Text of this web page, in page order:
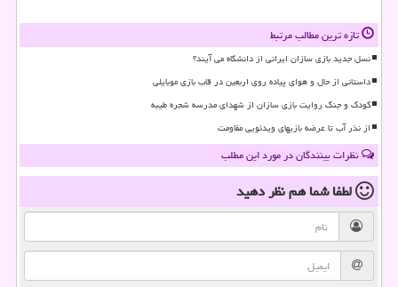
تازه ترین مطالب مرتبط
نسل جدید بازی سازان ایرانی از دانشگاه می آیند؟
داستانی از حال و هوای پیاده روی اربعین در قاب بازی موبایلی
کودک و جنگ روایت بازی سازان از شهدای مدرسه شجره طیبه
از نذر آب تا عرضه بازیهای ویدئویی مقاومت
نظرات بینندگان در مورد این مطلب
لطفا شما همنظر دهید